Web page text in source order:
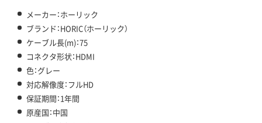
メーカー：ホーリック
ブランド：HORIC（ホーリック）
ケーブル長(m)：75
コネクタ形状：HDMI
色：グレー
対応解像度：フルHD
保証期間：1年間
原産国：中国